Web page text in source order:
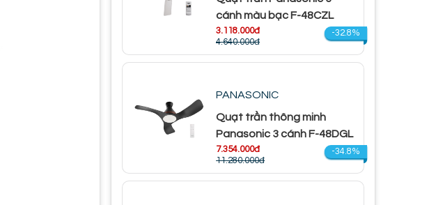
cánh màu bạc F-48CZL
3.118.000đ
4.640.000đ
-32.8%
PANASONIC
Quạt trần thông minh
Panasonic 3 cánh F-48DGL
7.354.000đ
11.280.000đ
-34.8%